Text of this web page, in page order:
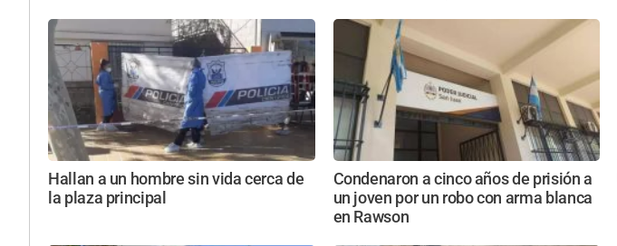
Hallan a un hombre sin vida cerca de
la plaza principal
Condenaron a cinco años de prisión a
un joven por un robo con arma blanca
en Rawson